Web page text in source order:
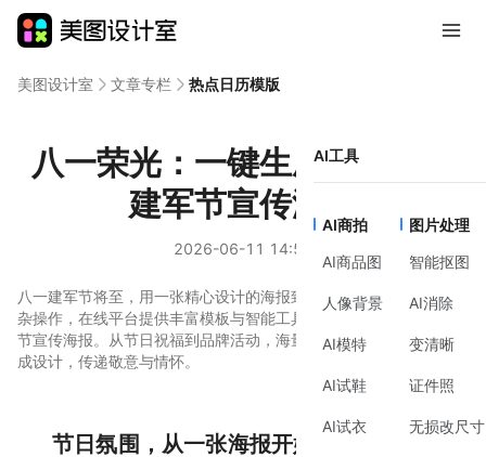
AI工具
AI商拍
AI商品图
人像背景
AI模特
AI试鞋
AI试衣
图片处理
智能抠图
AI消除
变清晰
证件照
无损改尺寸
美图设计室 文章专栏 热点日历模版
八一荣光：一键生成你的专属
建军节宣传海报
2026-06-11 14:54
八一建军节将至，用一张精心设计的海报致敬最可爱的人。无需复
杂操作，在线平台提供丰富模板与智能工具，轻松制作高质量建军
节宣传海报。从节日祝福到品牌活动，海量素材任你挑选，快速完
成设计，传递敬意与情怀。
节日氛围，从一张海报开始